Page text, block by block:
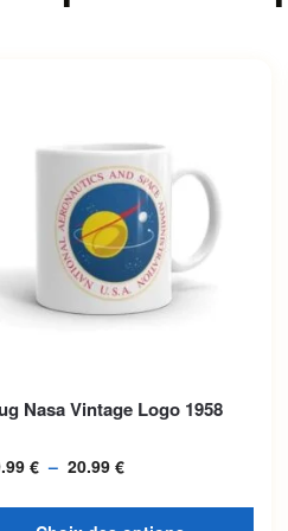
Nasa Vintage Logo 1958
€ – 20.99 €
options peuvent être choisies